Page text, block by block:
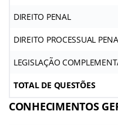
DIREITO PENAL
DIREITO PROCESSUAL
LEGISLAÇÃO
TOTAL DE QUESTÕES
CONHECIMENTOS